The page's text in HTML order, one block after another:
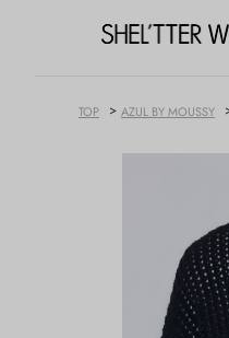
TOP > AZUL BY MOUSSY